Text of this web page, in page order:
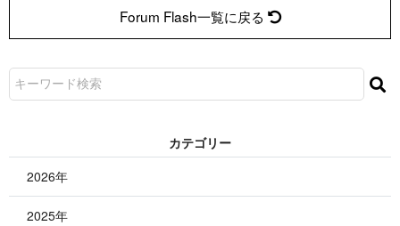
Forum Flash一覧に戻る
カ テ ゴ リ ー
2026年
2025年